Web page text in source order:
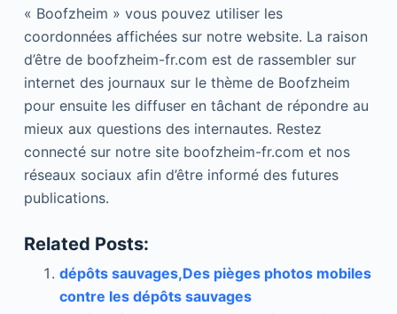
« Boofzheim » vous pouvez utiliser les
coordonnées affichées sur notre website. La raison
d’être de boofzheim-fr.com est de rassembler sur
internet des journaux sur le thème de Boofzheim
pour ensuite les diffuser en tâchant de répondre au
mieux aux questions des internautes. Restez
connecté sur notre site boofzheim-fr.com et nos
réseaux sociaux afin d’être informé des futures
publications.
Related Posts:
dépôts sauvages,Des pièges photos mobiles
contre les dépôts sauvages